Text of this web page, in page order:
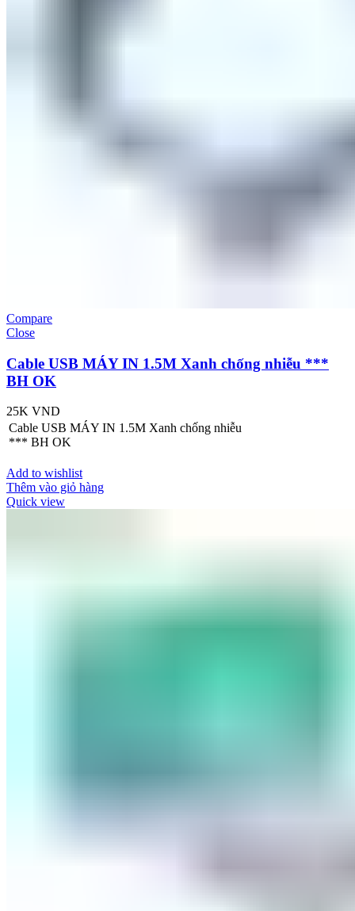
Compare
Close
Cable USB MÁY IN 1.5M Xanh chống nhiễu ***
BH OK
25K VND
Cable USB MÁY IN 1.5M Xanh chống nhiễu
*** BH OK
Add to wishlist
Thêm vào giỏ hàng
Quick view